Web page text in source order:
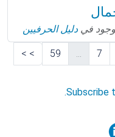
في دليل الحرفيين
7
...
59
>
>
Subscribe